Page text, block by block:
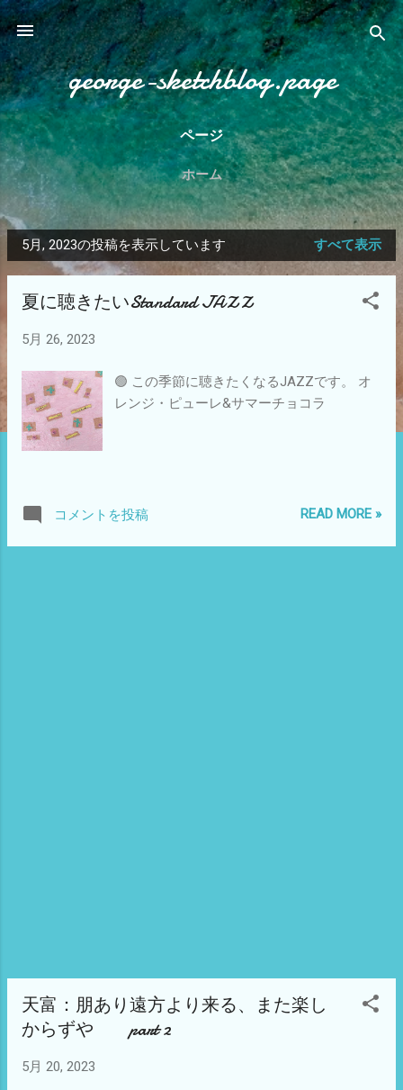
スキップしてメイン コンテンツに移動
george-sketchblog.page
ページ
ホーム
投
稿
5月, 2023の投稿を表示しています すべて表示
夏に聴きたいStandard JAZZ
5月 26, 2023
🟢 この季節に聴きたくなるJAZZです。 オ
レンジ・ピューレ&サマーチョコラ
コメントを投稿 READ MORE »
天富：朋あり遠方より来る、また楽し
からずや part 2
5月 20, 2023